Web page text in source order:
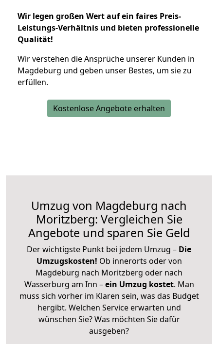
Wir legen großen Wert auf ein faires Preis-
Leistungs-Verhältnis und bieten professionelle
Qualität!
Wir verstehen die Ansprüche unserer Kunden in
Magdeburg und geben unser Bestes, um sie zu
erfüllen.
Kostenlose Angebote erhalten
Umzug von Magdeburg nach
Moritzberg: Vergleichen Sie
Angebote und sparen Sie Geld
Der wichtigste Punkt bei jedem Umzug – Die
Umzugskosten! Ob innerorts oder von
Magdeburg nach Moritzberg oder nach
Wasserburg am Inn –ein Umzug kostet. Man
muss sich vorher im Klaren sein, was das Budget
hergibt. Welchen Service erwarten und
wünschen Sie? Was möchten Sie dafür
ausgeben?